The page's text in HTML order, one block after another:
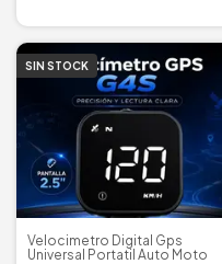
SIN STOCK
Velocimetro Digital Gps
Universal Portatil Auto Moto